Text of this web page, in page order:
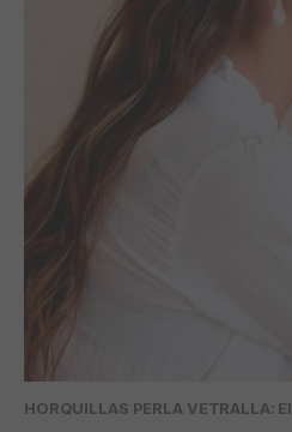
HORQUILLAS PERLA VETRALLA: